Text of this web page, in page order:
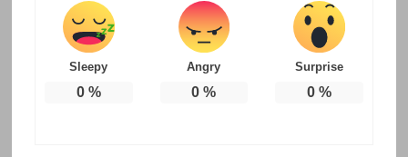
Sleepy
0%
Angry
0 %
Surprise
0 %